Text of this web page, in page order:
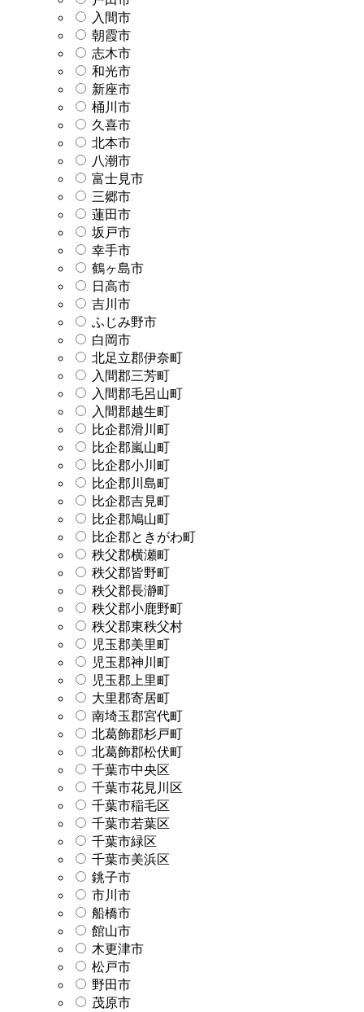
入間市
朝霞市
志木市
和光市
新座市
桶川市
久喜市
北本市
八潮市
富士見市
三郷市
蓮田市
坂戸市
幸手市
鶴ヶ島市
日高市
吉川市
ふじみ野市
白岡市
北足立郡伊奈町
入間郡三芳町
入間郡毛呂山町
入間郡越生町
比企郡滑川町
比企郡嵐山町
比企郡小川町
比企郡川島町
比企郡吉見町
比企郡鳩山町
比企郡ときがわ町
秩父郡横瀬町
秩父郡皆野町
秩父郡長瀞町
秩父郡小鹿野町
秩父郡東秩父村
児玉郡美里町
児玉郡神川町
児玉郡上里町
大里郡寄居町
南埼玉郡宮代町
北葛飾郡杉戸町
北葛飾郡松伏町
千葉市中央区
千葉市花見川区
千葉市稲毛区
千葉市若葉区
千葉市緑区
千葉市美浜区
銚子市
市川市
船橋市
館山市
木更津市
松戸市
野田市
茂原市